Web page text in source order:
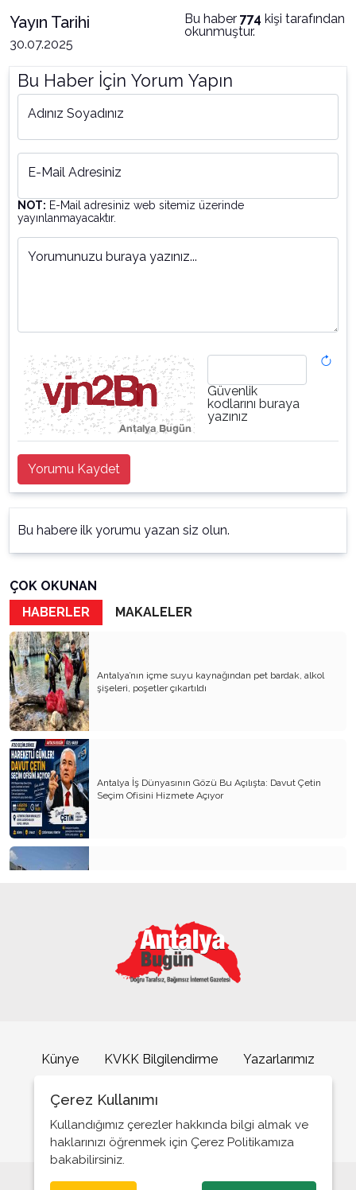
Yayın Tarihi
30.07.2025
Bu haber 774 kişi tarafından
okunmuştur.
Bu Haber İçin Yorum Yapın
Adınız Soyadınız
E-Mail Adresiniz
NOT: E-Mail adresiniz web sitemiz üzerinde
yayınlanmayacaktır.
Yorumunuzu buraya yazınız...
Güvenlik
kodlarını buraya
yazınız
Yorumu Kaydet
Bu habere ilk yorumu yazan siz olun.
ÇOK OKUNAN
HABERLER
MAKALELER
Antalya’nın içme suyu kaynağından pet bardak, alkol
şişeleri, poşetler çıkartıldı
Antalya İş Dünyasının Gözü Bu Açılışta: Davut Çetin
Seçim Ofisini Hizmete Açıyor
Büyükşehrin sahipsiz sokak kedilerine özel mobil
Künye KVKK Bilgilendirme
Yazarlarımız
Çerez Kullanımı
Kullandığımız çerezler hakkında bilgi almak ve
haklarınızı öğrenmek için Çerez Politikamıza
bakabilirsiniz.